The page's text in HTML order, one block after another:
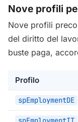
Nove profili
Nove profili
del diritto del
buste paga,
Profilo
spEmploymentDE